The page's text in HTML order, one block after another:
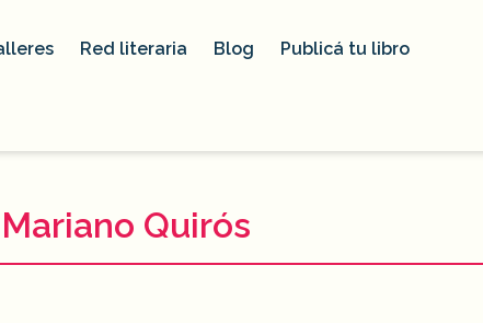
Red literaria Blog Publicá tu libro
Quirós